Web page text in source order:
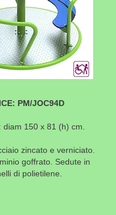
PM/JOC94D
diam 150 x 81 (h) cm.
zincato e verniciato.
goffrato. Sedute in
di polietilene.